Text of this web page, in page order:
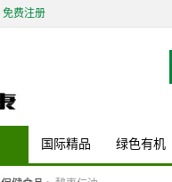
免费注册
国际精品 绿色有机